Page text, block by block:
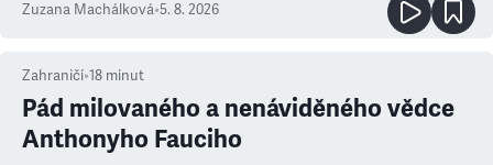
Zuzana Machálková•5. 8. 2026
Zahraničí•18 minut
Pád milovaného a nenáviděného vědce
Anthonyho Fauciho